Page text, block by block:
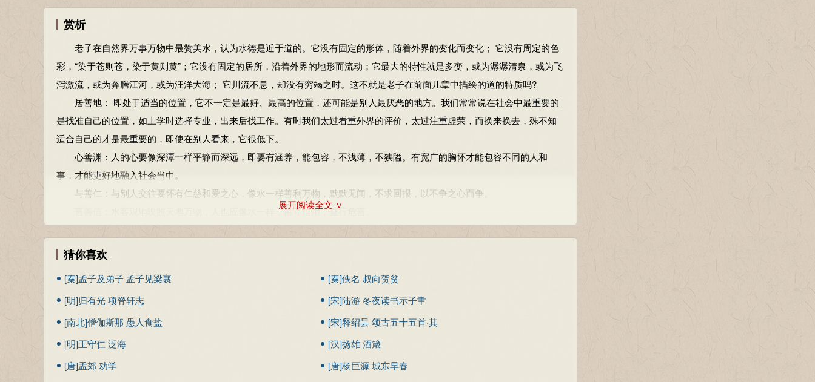
只凭着自己的主意去判断事情，反而不会分清是非。自我夸耀的人反而没有功劳。自大自满的人反而不会长久。
自伐者无功，自矜者不长。
自我夸耀的人没有功劳，妄自尊大的人不会长进。
其在道也，曰余食赘(zhuì)行。物或恶之，故有道者不处也。
上面的行为都是多余、累赘不堪的东西，就如同剩饭、赘瘤一样，百害而无一利。所以修道的人一定要避免它，不要让这样的
事情发生在自己的身上。
善行无辙(zhé)迹；善言无瑕(xiá)谪(zhé)；善数不用筹策；善闭，无关楗而不可开；善结，无绳约而不可解。
有德君王为民做事不留痕迹（人民不会发现）；发布法令没有瑕疵（人民也不会知道）；为民谋划不用器具（会自然繁荣）；
关城门不用栅梢（敌人）不可开；与邻国结交不用约定无人能离解。
是以圣人常善救人，故无弃人；常善救物，故无弃物，是谓袭明。
所以圣人总是以善对待人民，无人可弃；以善用物，无物可弃。
不贵其师，不爱其资，虽智大迷，是谓要妙。
知人者智，自知者明；胜人者有力，自胜者强；知足者富，强行者有志；不失其所者久，死而不亡者寿。
能了解他人的人聪明，能了解自己的人是智慧。能战胜别人的人是有力量的，能战胜自己的人更加强大而不可战胜。知道满足
的人才是富有人，坚持力行的人有志向。不丧失本分的人就能长久，身虽死而“道”犹存的人，才算真正的长寿。
信言不美，美言不信。
善者不辩，辩者不善。
谁能使浑浊安静下来，慢慢澄清？
保持这个“道”的人不会自满。正因为他从不自满，所以能够去故更新。
弯曲可以保全，受压反而伸直；低陷得到充盈，凋敝于是更新；单一因而得到，繁多所以迷惑。所以圣人掌握万事归一的法
则，可以治理天下。
不单凭自己所见，反能看得清楚，不自以为是，反而受尊敬，不自我夸耀，反能见功劳，不自高自大，反能长久。
唯有不争的处事态度，天下才会没有人能与之抗衡。
古时所谓“委曲便会保全”的话,怎么会是空话呢？它是实实在在能够达到的。
踮起脚尖想提高自己的高度，反而会站不稳。把正常的两步并作一步走路，反而不会走快。凭着自己的眼睛去看反而看不清。
只凭着自己的主意去判断事情，反而不会分清是非。自我夸耀的人反而没有功劳。自大自满的人反而不会长久。
自我夸耀的人没有功劳，妄自尊大的人不会长进。
事情发生在自己的身上。
有德君王为民做事不留痕迹（人民不会发现）；发布法令没有瑕疵（人民也不会知道）；为民谋划不用器具（会自然繁荣）；
关城门不用栅梢（敌人）不可开；与邻国结交不用约定无人能离解。
所以说“以善待人的君王”是“不以善待人的君王”的老师；“不以善待人的君王”是“以善待人的君王”的借鉴。
如果不敬重老师，不爱惜借鉴，虽有聪明才智治国之时也完全迷惑，这就是我所谓的妙招。
能了解他人的人聪明，能了解自己的人是智慧。能战胜别人的人是有力量的，能战胜自己的人更加强大而不可战胜。知道满足
的人才是富有人，坚持力行的人有志向。不丧失本分的人就能长久，身虽死而“道”犹存的人，才算真正的长寿。
赏析
老子在自然界万事万物中最赞美水，认为水德是近于道的。它没有固定的形体，随着外界的变化而变化； 它没有周定的色
彩，“染于苍则苍，染于黄则黄”；它没有固定的居所，沿着外界的地形而流动；它最大的特性就是多变，或为潺潺清泉，或为飞
泻激流，或为奔腾江河，或为汪洋大海； 它川流不息，却没有穷竭之时。这不就是老子在前面几章中描绘的道的特质吗?
居善地： 即处于适当的位置，它不一定是最好、最高的位置，还可能是别人最厌恶的地方。我们常常说在社会中最重要的
是找准自己的位置，如上学时选择专业，出来后找工作。有时我们太过看重外界的评价，太过注重虚荣，而换来换去，殊不知
适合自己的才是最重要的，即使在别人看来，它很低下。
心善渊：人的心要像深潭一样平静而深远，即要有涵养，能包容，不浅薄，不狭隘。有宽广的胸怀才能包容不同的人和
事，才能吏好地融入社会当中。
与善仁：与别人交往要怀有仁慈和爱之心，像水一样善利万物，默默无闻，不求回报，以不争之心而争。
言善信：水客观地映照天地万物，人也应像水一样，恪守信用，直行危言。
动善时：水总是依规律应时而动，人亦当如此，遵规应时，顺势而为。
道者，为其微，不为其著； 处众之后，而常德众之先。”以不争争，以无私私，这就是水的最显著特性。它滋润万物而不居功，
它甘心停留在最低洼、最潮湿的地方，这正是圣人处世的要旨，即“居下不争”。
在本章中，老子用水之特征和作用来比喻最优秀的领导者所应该具有的人格特征。水最基本的特征和作用主要有四点：
一、柔弱，水是天下最为柔弱的东西；二、水善于趋下，善于处在低下的位置，善于停留在卑下的地位；三、包容、宽容，小
如水一般的最完善的人格。这样的人，愿意到别人不愿意到的地方去，愿意做别人不愿意做的事情。他们具有骆驼般的精神和
展开阅读全文 ∨
猜你喜欢
[秦]孟子及弟子 孟子见梁襄
王
[秦]佚名 叔向贺贫
[明]归有光 项脊轩志
[宋]陆游 冬夜读书示子聿
[南北]僧伽斯那 愚人食盐
[宋]释绍昙 颂古五十五首·其
一
[明]王守仁 泛海
[汉]扬雄 酒箴
[唐]孟郊 劝学
[唐]杨巨源 城东早春